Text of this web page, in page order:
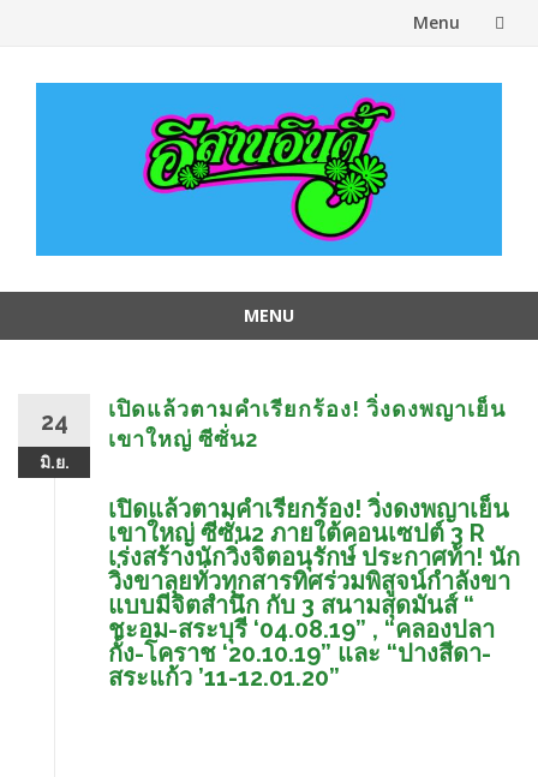
Menu
MENU
24
มิ.ย.
เปิดแล้วตามคำเรียกร้อง! วิ่งดงพญาเย็น
เขาใหญ่ ซีซั่น2
เปิดแล้วตามคำเรียกร้อง! วิ่งดงพญาเย็น
เขาใหญ่ ซีซั่น2 ภายใต้คอนเซปต์ 3 R
เร่งสร้างนักวิ่งจิตอนุรักษ์ ประกาศท้า! นัก
วิ่งขาลุยทั่วทุกสารทิศร่วมพิสูจน์กำลังขา
แบบมีจิตสำนึก กับ 3 สนามสุดมันส์ “
ชะอม-สระบุรี ‘04.08.19” , “คลองปลา
กั้ง-โคราช ‘20.10.19” และ “ปางสีดา-
สระแก้ว ’11-12.01.20”